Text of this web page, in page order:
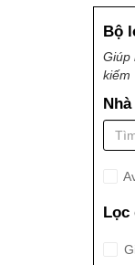
Bộ
Giúp
kiếm
Lọc